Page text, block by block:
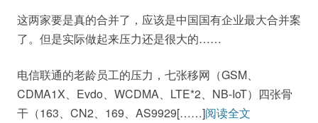
这两家要是真的合并了，应该是中国国有企业最大合并案
了。但是实际做起来压力还是很大的……
电信联通的老龄员工的压力，七张移网（GSM、
CDMA1X、Evdo、WCDMA、LTE*2、NB-IoT）四张骨
干（163、CN2、169、AS9929[……]阅读全文